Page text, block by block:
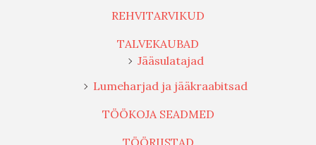
REHVITARVIKUD
TALVEKAUBAD
Jääsulatajad
Lumeharjad ja jääkraabitsad
TÖÖKOJA SEADMED
TÖÖRIISTAD